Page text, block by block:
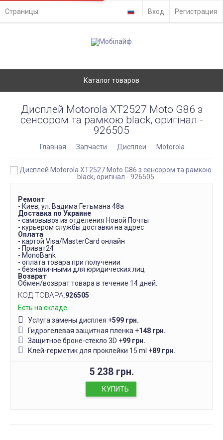
Страницы Вход Регистрация
Каталог товаров
Дисплей Motorola XT2527 Moto G86 з
сенсором та рамкою black, оригінал -
926505
Главная Запчасти Дисплеи Motorola
Ремонт
- Киев, ул. Вадима Гетьмана 48а
Доставка по Украине
- самовывоз из отделения Новой Почты
- курьером службы доставки на адрес
Оплата
- картой Visa/MasterCard онлайн
- Приват24
- MonoBank
- оплата товара при получении
- безналичными для юридических лиц
Возврат
Обмен/возврат товара в течение 14 дней.
КОД ТОВАРА:926505
Есть на складе
Услуга замены дисплея +599 грн.
Гидрогелевая защитная пленка +148 грн.
Защитное броне-стекло 3D +99 грн.
Клей-герметик для проклейки 15 ml +89 грн.
5 238 грн.
КУПИТЬ